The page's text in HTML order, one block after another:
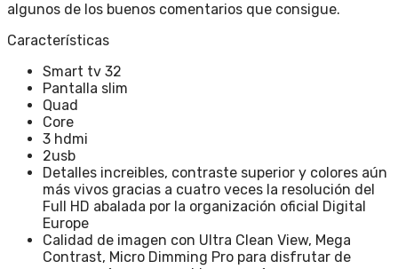
algunos de los buenos comentarios que consigue.
Características
Smart tv 32
Pantalla slim
Quad
Core
3 hdmi
2usb
Detalles increibles, contraste superior y colores aún
más vivos gracias a cuatro veces la resolución del
Full HD abalada por la organización oficial Digital
Europe
Calidad de imagen con Ultra Clean View, Mega
Contrast, Micro Dimming Pro para disfrutar de